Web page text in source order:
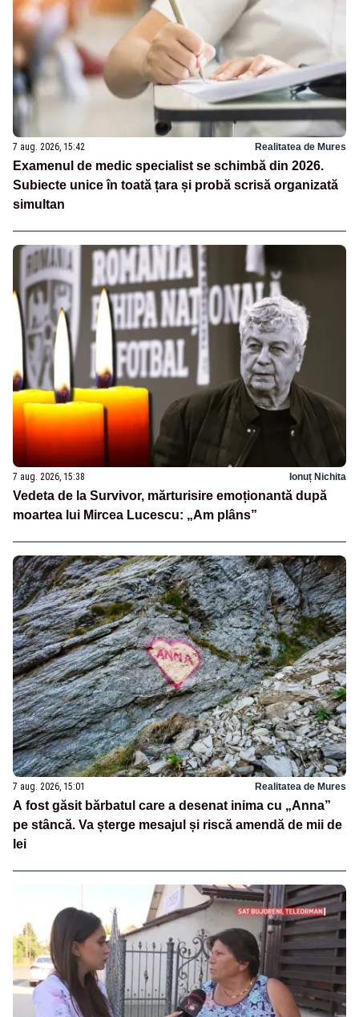
7 aug. 2026, 15:42 Realitatea de Mures
Examenul de medic specialist se schimbă din 2026.
Subiecte unice în toată țara și probă scrisă organizată
simultan
7 aug. 2026, 15:38 Ionuț Nichita
Vedeta de la Survivor, mărturisire emoționantă după
moartea lui Mircea Lucescu: „Am plâns”
7 aug. 2026, 15:01 Realitatea de Mures
A fost găsit bărbatul care a desenat inima cu „Anna”
pe stâncă. Va șterge mesajul și riscă amendă de mii de
lei